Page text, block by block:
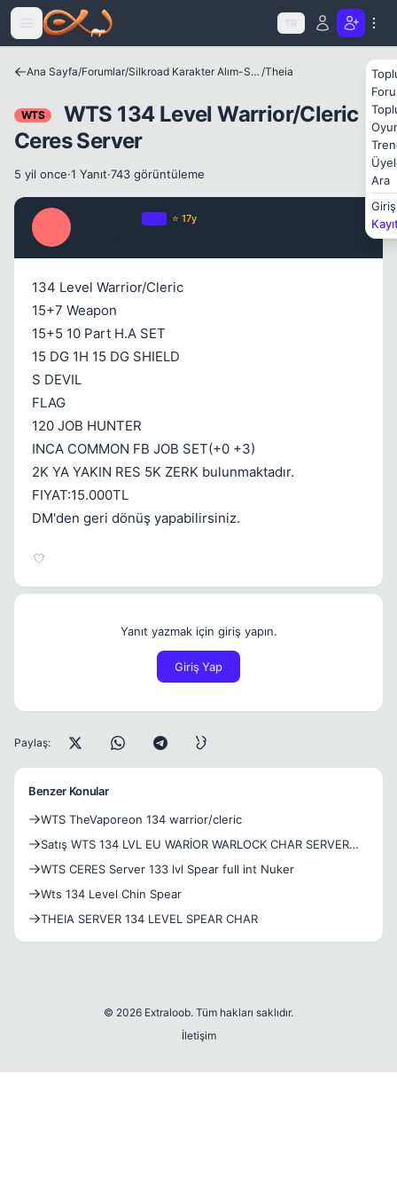
Icerige atla
TR
Ara
Giriş
Ana Sayfa/Forumlar/ Silkroad Karakter Alım-Satımları /Theia
WTS
WTS 134 Level Warrior/Cleric
Ceres Server
5 yil once·1 Yanıt·743 görüntüleme
⭐ 17y
134 Level Warrior/Cleric
15+7 Weapon
15+5 10 Part H.A SET
15 DG 1H 15 DG SHIELD
S DEVIL
FLAG
120 JOB HUNTER
INCA COMMON FB JOB SET(+0 +3)
2K YA YAKIN RES 5K ZERK bulunmaktadır.
FIYAT:15.000TL
DM'den geri dönüş yapabilirsiniz.
Kapat
Yanıt yazmak için giriş yapın.
Giriş Yap
Paylaş:
Benzer Konular
WTS TheVaporeon 134 warrior/cleric
Satış WTS 134 LVL EU WARİOR WARLOCK CHAR SERVER
BRONTES
WTS CERES Server 133 lvl Spear full int Nuker
Wts 134 Level Chin Spear
THEIA SERVER 134 LEVEL SPEAR CHAR
© 2026 Extraloob. Tüm hakları saklıdır.
İletişim